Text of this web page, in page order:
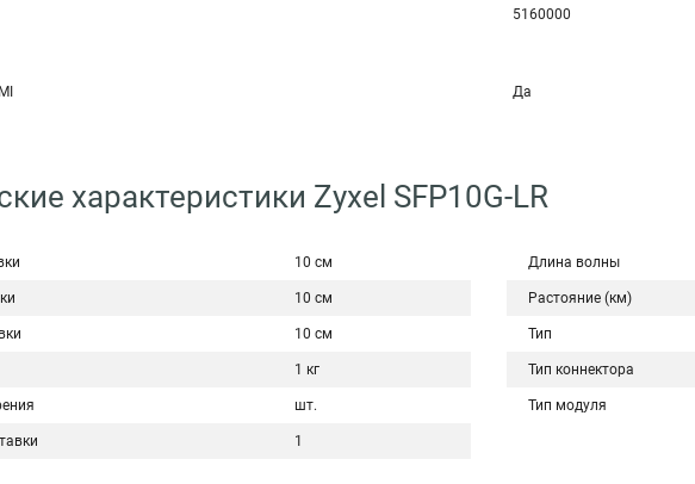
5160000
Да
характеристики Zyxel SFP10G-LR
10 см
10 см
10 см
1 кг
шт.
1
Длина волны
Растояние (км)
Тип
Тип коннектора
Тип модуля